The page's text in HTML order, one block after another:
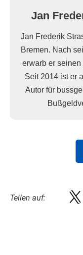
Jan
Jan Frederik
Bremen. Nach
erwarb er seinen
Seit 2014 ist er
Autor für
Teilen auf: